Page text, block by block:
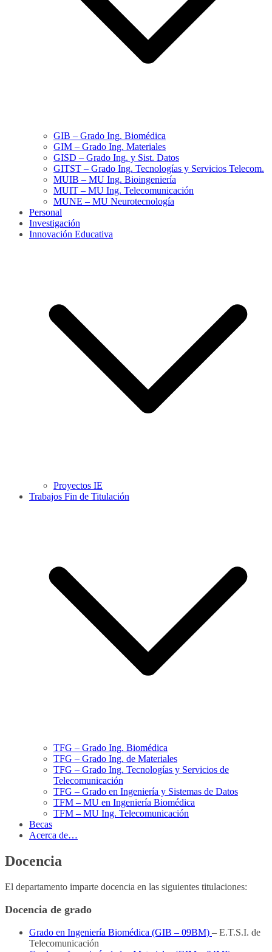
GIB – Grado Ing. Biomédica
GIM – Grado Ing. Materiales
GISD – Grado Ing. y Sist. Datos
GITST – Grado Ing. Tecnologías y Servicios Telecom.
MUIB – MU Ing. Bioingeniería
MUIT – MU Ing. Telecomunicación
MUNE – MU Neurotecnología
Personal
Investigación
Innovación Educativa
Proyectos IE
Trabajos Fin de Titulación
TFG – Grado Ing. Biomédica
TFG – Grado Ing. de Materiales
TFG – Grado Ing. Tecnologías y Servicios de
Telecomunicación
TFG – Grado en Ingeniería y Sistemas de Datos
TFM – MU en Ingeniería Biomédica
TFM – MU Ing. Telecomunicación
Becas
Acerca de…
Docencia
El departamento imparte docencia en las siguientes titulaciones:
Docencia de grado
Grado en Ingeniería Biomédica (GIB – 09BM) – E.T.S.I. de
Telecomunicación